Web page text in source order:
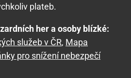
plateb.
her a osoby blízké:
služeb v ČR, Mapa
pro snížení nebezpečí